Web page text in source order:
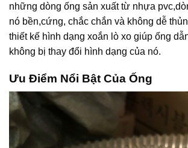
những dòng ống sản xuất từ nhựa
nó bền,cứng, chắc chắn và không dễ
thiết kế hình dạng xoắn lò xo giúp ống
không bị thay đổi hình dạng của nó.
Ưu Điểm Nổi Bật Của Ống